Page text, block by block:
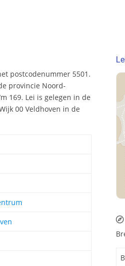
postcodenummer 5501.
provincie Noord-
169. Lei is gelegen in de
00 Veldhoven in de